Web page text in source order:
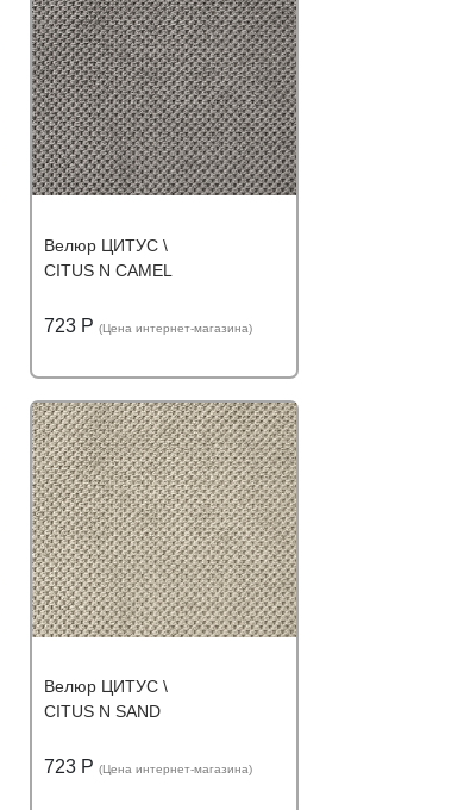
Велюр ЦИТУС \
CITUS N CAMEL
723 Р (Цена интернет-магазина)
Велюр ЦИТУС \
CITUS N SAND
723 Р (Цена интернет-магазина)